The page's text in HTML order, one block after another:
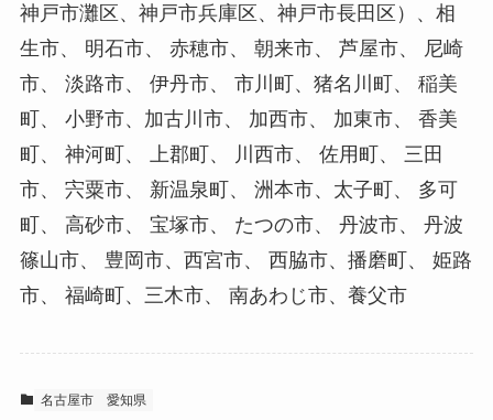
神戸市灘区、神戸市兵庫区、神戸市長田区）、相
生市、 明石市、 赤穂市、 朝来市、 芦屋市、 尼崎
市、 淡路市、 伊丹市、 市川町、猪名川町、 稲美
町、 小野市、加古川市、 加西市、 加東市、 香美
町、 神河町、 上郡町、 川西市、 佐用町、 三田
市、 宍粟市、 新温泉町、 洲本市、太子町、 多可
町、 高砂市、 宝塚市、 たつの市、 丹波市、 丹波
篠山市、 豊岡市、西宮市、 西脇市、播磨町、 姫路
市、 福崎町、三木市、 南あわじ市、養父市
名古屋市 愛知県